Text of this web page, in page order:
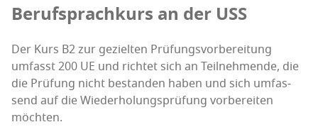
Berufs­prach­kurs an der USS
Der Kurs B2 zur geziel­ten Prü­fungs­vor­be­rei­tung
umfasst 200 UE und rich­tet sich an Teil­neh­men­de, die
die Prü­fung nicht bestan­den haben und sich umfas­
send auf die Wie­der­ho­lungs­prü­fung vor­be­rei­ten
möchten.